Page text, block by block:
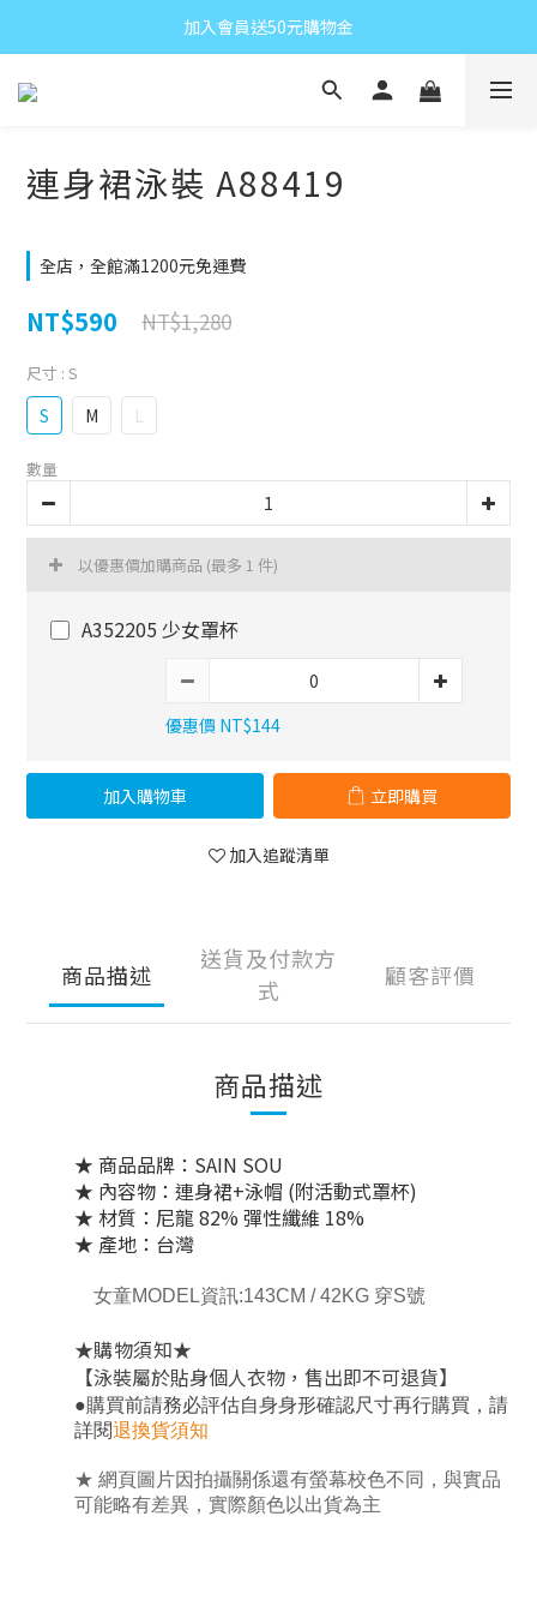
加入會員送50元購物金
連身裙泳裝 A88419
全店，全館滿1200元免運費
NT$590 NT$1,280
尺寸 : S
S M L
數量
以優惠價加購商品 (最多 1 件)
A352205 少女罩杯
優惠價 NT$144
加入購物車 立即購買
加入追蹤清單
商品描述
送貨及付款方
式
顧客評價
商品描述
★ 商品品牌：SAIN SOU
★ 內容物：連身裙+泳帽 (附活動式罩杯)
★ 材質：尼龍 82% 彈性纖維 18%
★ 產地：台灣
女童MODEL資訊:143CM / 42KG 穿S號
★購物須知★
【泳裝屬於貼身個人衣物，售出即不可退貨】
●購買前請務必評估自身身形確認尺寸再行購買 ， 請
詳閱退換貨須知
★ 網頁圖片因拍攝關係還有螢幕校色不同，與實品
可能略有差異，實際顏色以出貨為主